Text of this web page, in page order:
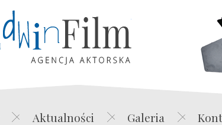
Edwin Film Agencja
Aktualności Galeria